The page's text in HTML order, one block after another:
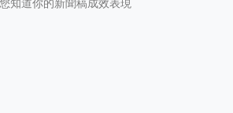
知道你的新聞稿成效表現